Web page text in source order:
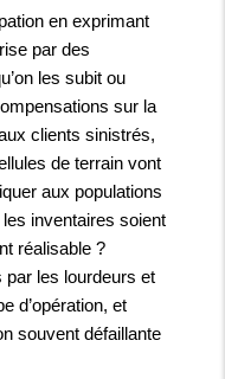
en exprimant
par des
les subit ou
sur la
clients sinistrés,
de terrain vont
aux populations
inventaires soient
réalisable ?
par les lourdeurs et
d’opération, et
souvent défaillante